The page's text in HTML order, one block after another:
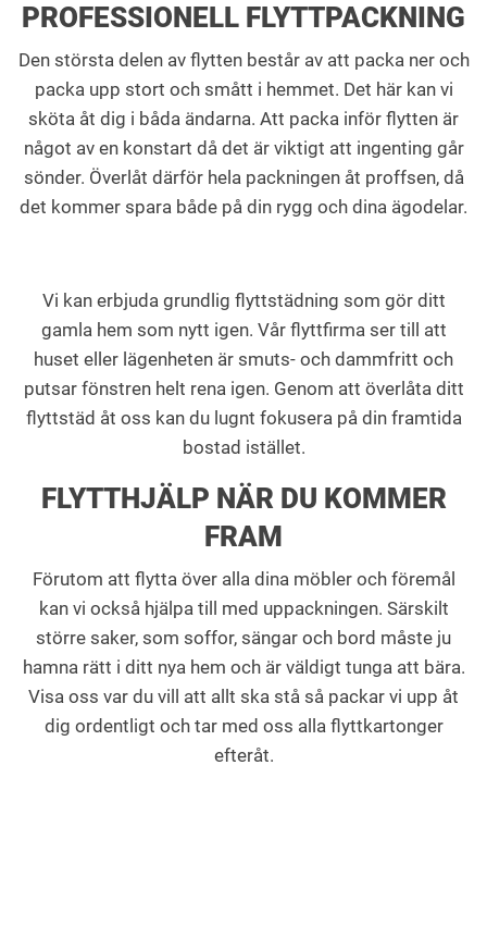
PROFESSIONELL FLYTTPACKNING
Den största delen av flytten består av att packa ner och
packa upp stort och smått i hemmet. Det här kan vi
sköta åt dig i båda ändarna. Att packa inför flytten är
något av en konstart då det är viktigt att ingenting går
sönder. Överlåt därför hela packningen åt proffsen, då
det kommer spara både på din rygg och dina ägodelar.
Vi kan erbjuda grundlig flyttstädning som gör ditt
gamla hem som nytt igen. Vår flyttfirma ser till att
huset eller lägenheten är smuts- och dammfritt och
putsar fönstren helt rena igen. Genom att överlåta ditt
flyttstäd åt oss kan du lugnt fokusera på din framtida
bostad istället.
FLYTTHJÄLP NÄR DU KOMMER
FRAM
Förutom att flytta över alla dina möbler och föremål
kan vi också hjälpa till med uppackningen. Särskilt
större saker, som soffor, sängar och bord måste ju
hamna rätt i ditt nya hem och är väldigt tunga att bära.
Visa oss var du vill att allt ska stå så packar vi upp åt
dig ordentligt och tar med oss alla flyttkartonger
efteråt.